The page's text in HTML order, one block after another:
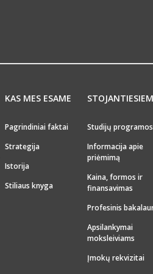
KAS MES ESAME
Pagrindiniai faktai
Strategija
Istorija
Stiliaus knyga
Studijų programos
Informacija apie
priėmimą
Kaina, formos ir
finansavimas
Profesinis
Apsilankymai
moksleiviams
Įmokų rekvizitai